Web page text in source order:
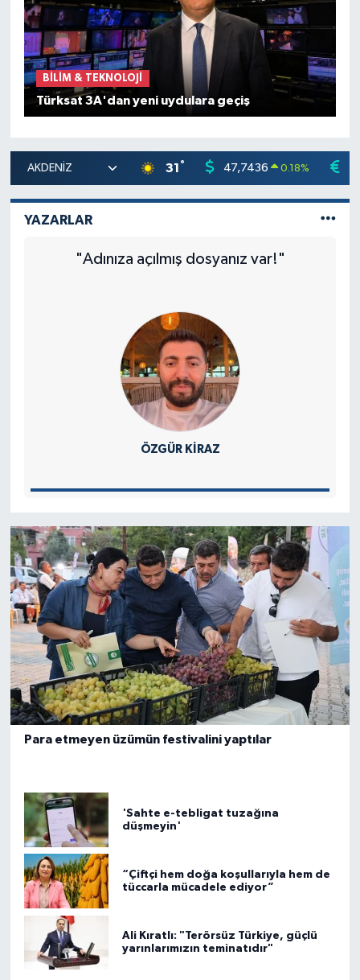
BİLİM & TEKNOLOJİ
Türksat 3A'dan yeni uydulara geçiş
31 ° 47,7436 0.18%
YAZARLAR
"Adınıza açılmış dosyanız var!"
ÖZGÜR KIRAZ
Para etmeyen üzümün festivalini yaptılar
'Sahte e-tebligat tuzağına
düşmeyin'
“Çiftçi hem doğa koşullarıyla hem de
tüccarla mücadele ediyor”
Ali Kıratlı: "Terörsüz Türkiye, güçlü
yarınlarımızın teminatıdır"